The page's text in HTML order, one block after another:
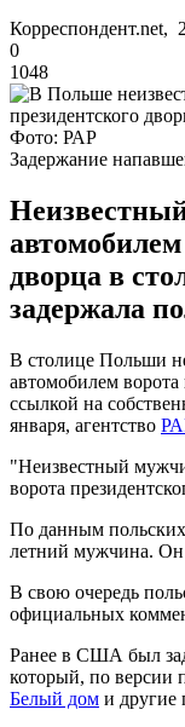
Корреспондент.net,
0
1048
Фото: РАР
Задержание
автомобилем
дворца в
задержала
В столице Польши
автомобилем
ссылкой на
января, агентство
"Неизвестный
ворота
По данным
летний мужчина.
В свою очередь
официальных
Ранее в США был
который, по версии
Белый дом и другие